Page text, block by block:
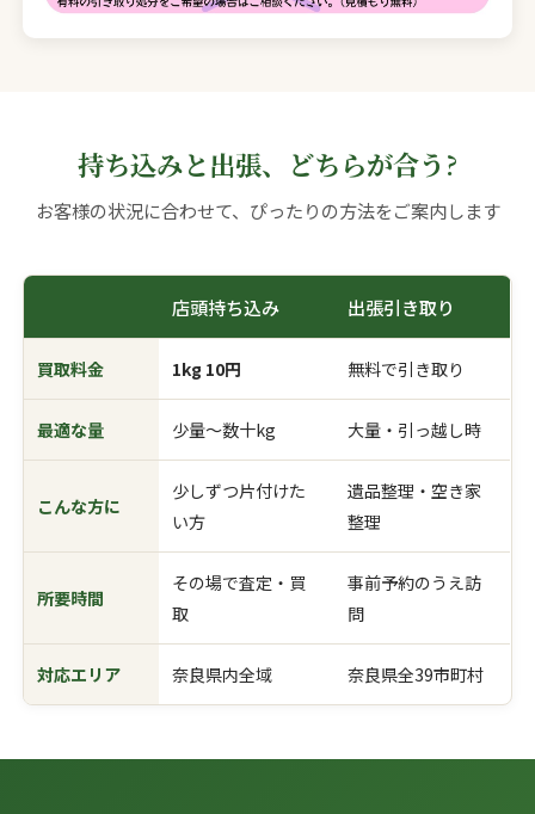
持ち込みと出張、どちらが合う?
お客様の状況に合わせて、ぴったりの方法をご案内します
店頭持ち込み 出張引き取り
買取料金 1kg 10円 無料で引き取り
最適な量 少量〜数十kg 大量・引っ越し時
こんな方に
少しずつ片付けた
い方
遺品整理・空き家
整理
所要時間
その場で査定・買
取
事前予約のうえ訪
問
対応エリア 奈良県内全域 奈良県全39市町村